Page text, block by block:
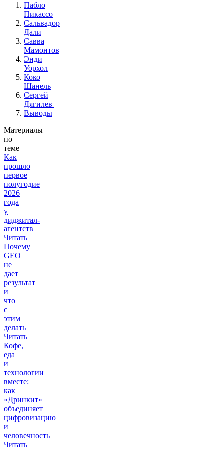
Пабло
Пикассо
Сальвадор
Дали
Савва
Мамонтов
Энди
Уорхол
Коко
Шанель
Сергей
Дягилев
Выводы
Материалы
по
теме
Как
прошло
первое
полугодие
2026
года
у
диджитал-
агентств
Читать
Почему
GEO
не
дает
результат
и
что
с
этим
делать
Читать
Кофе,
еда
и
технологии
вместе:
как
«Дринкит»
объединяет
цифровизацию
и
человечность
Читать